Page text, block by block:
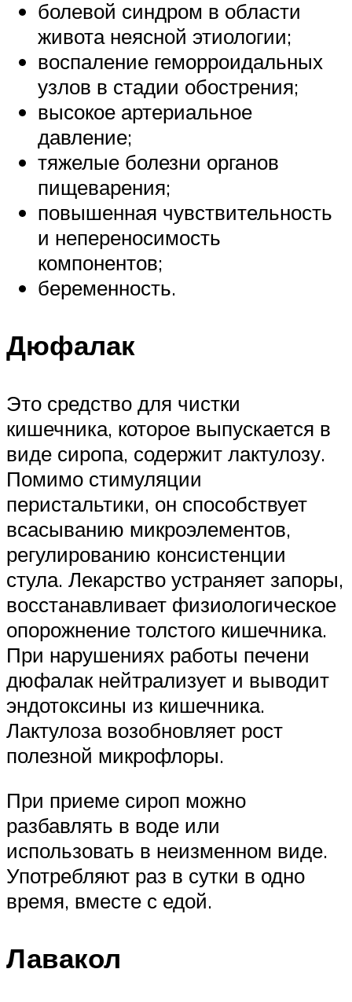
болевой синдром в области
живота неясной этиологии;
воспаление геморроидальных
узлов в стадии обострения;
высокое артериальное
давление;
тяжелые болезни органов
пищеварения;
повышенная чувствительность
и непереносимость
компонентов;
беременность.
Дюфалак
Это средство для чистки
кишечника, которое выпускается в
виде сиропа, содержит лактулозу.
Помимо стимуляции
перистальтики, он способствует
всасыванию микроэлементов,
регулированию консистенции
стула. Лекарство устраняет запоры,
восстанавливает физиологическое
опорожнение толстого кишечника.
При нарушениях работы печени
дюфалак нейтрализует и выводит
эндотоксины из кишечника.
Лактулоза возобновляет рост
полезной микрофлоры.
При приеме сироп можно
разбавлять в воде или
использовать в неизменном виде.
Употребляют раз в сутки в одно
время, вместе с едой.
Лавакол